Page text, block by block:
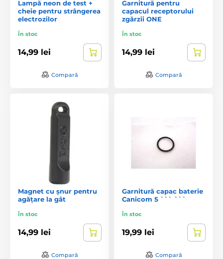
Lampă neon de test +
cheie pentru strângerea
electrozilor
În stoc
14,99 lei
Compară
Garnitură pentru
capacul receptorului
zgărzii ONE
În stoc
14,99 lei
Compară
Magnet cu șnur pentru
agățare la gât
În stoc
14,99 lei
Compară
Garnitură capac baterie
Canicom 5 ``` ```
În stoc
19,99 lei
Compară